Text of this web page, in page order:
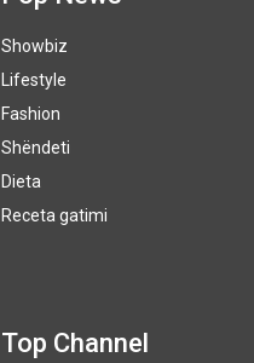
Showbiz
Lifestyle
Fashion
Shëndeti
Dieta
Receta gatimi
Top Channel